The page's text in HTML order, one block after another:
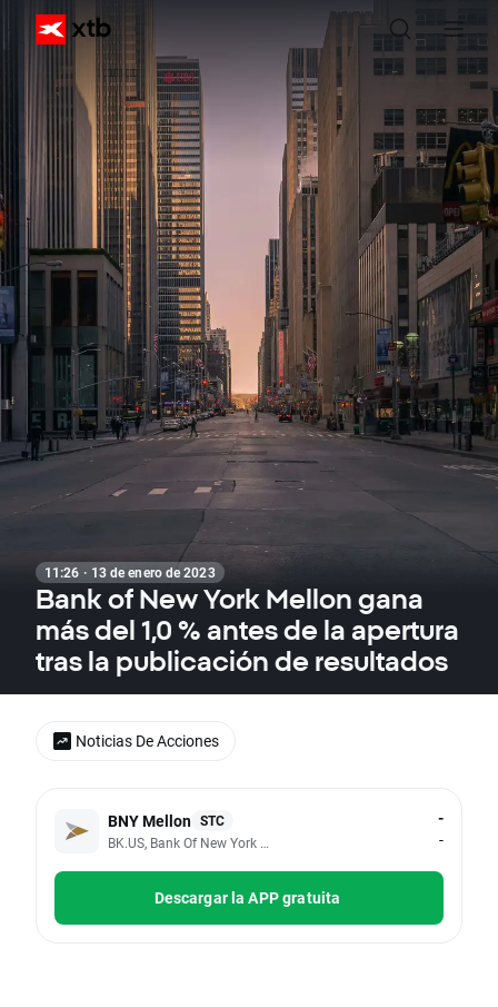
11:26 · 13 de enero de 2023
Bank of New York Mellon gana
más del 1,0 % antes de la apertura
tras la publicación de resultados
BNY Mellon STC
BK.US, Bank Of New York Mellon Corp
-
-
Descargar la APP gratuita
Noticias De Acciones